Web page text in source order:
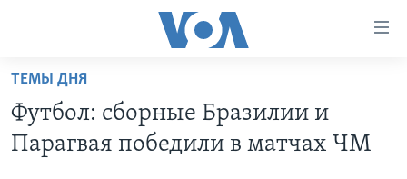
Перейти
основной
контент
Перейти
ГЛАВНОЕ
ПРОГРАММЫ
ПРОЕКТЫ
ТЕМЫ ДНЯ
Футбол: сборные Бразилии и
Парагвая победили в матчах ЧМ